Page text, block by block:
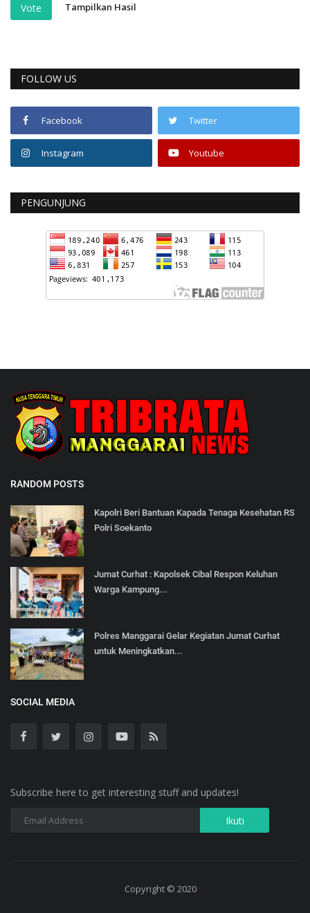
Vote Tampilkan Hasil
FOLLOW US
Facebook Twitter
Instagram Youtube
PENGUNJUNG
RANDOM POSTS
Kapolri Beri Bantuan Kapada Tenaga Kesehatan RS
Polri Soekanto
Jumat Curhat : Kapolsek Cibal Respon Keluhan
Warga Kampung...
Polres Manggarai Gelar Kegiatan Jumat Curhat
untuk Meningkatkan...
SOCIAL MEDIA
Subscribe here to get interesting stuff and updates!
Copyright © 2020